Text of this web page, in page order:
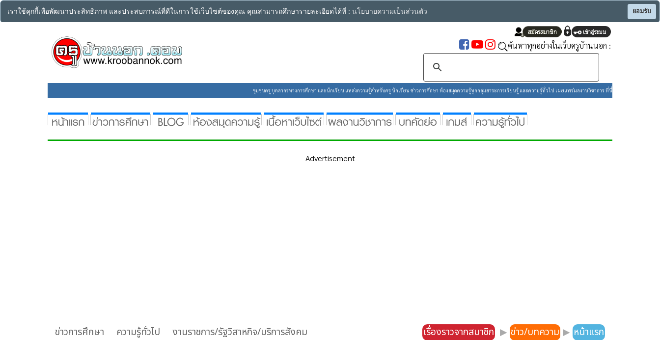
เราใช้คุกกี้เพื่อพัฒนาประสิทธิภาพ และประสบการณ์ที่ดีในการใช้เว็บไซต์ของคุณ คุณสามารถศึกษารายละเอียดได้ที่ : นโยบายความเป็นส่วนตัว ยอมรับ
ค้นหาทุกอย่างในเว็บครูบ้านนอก :
ชุมชนครู บุคลากรทางการศึกษา และนักเรียน แหล่งความรู้สำหรับครู นักเรียน ข่าวการศึกษา ห้องสมุดความรู้ทุกกลุ่มสาระการเรียนรู้ และความรู้ทั่วไป เผยแพร่ผลงานวิชาการ ที่นี่
Advertisement
ข่าวการศึกษา ความรู้ทั่วไป งานราชการ/รัฐวิสาหกิจ/บริการสังคม เรื่องราวจากสมาชิก ▶ ข่าว/บทความ ▶ หน้าแรก